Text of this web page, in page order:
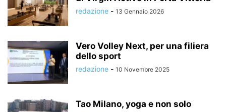
redazione - 13 Gennaio 2026
Vero Volley Next, per una filiera
dello sport
redazione - 10 Novembre 2025
Tao Milano, yoga e non solo